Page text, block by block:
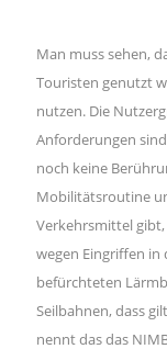
Man muss sehen,
Touristen genutzt
nutzen. Die
Anforderungen
noch keine
Mobilitätsroutine
Verkehrsmittel
wegen Eingriffen in
befürchteten
Seilbahnen, dass
nennt das das